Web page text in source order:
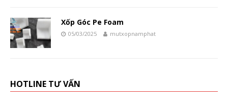
Xốp Góc Pe Foam
05/03/2025 mutxopnamphat
HOTLINE TƯ VẤN